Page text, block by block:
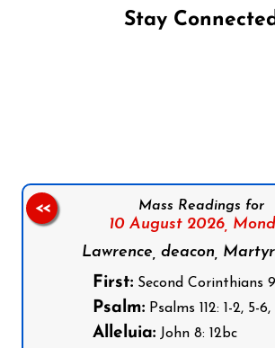
Stay
Mass Readings for
10 August 2026,
Lawrence, deacon,
First: Second Corinthians
Psalm: Psalms 112: 1-2, 5-
Alleluia: John 8: 12bc
<<